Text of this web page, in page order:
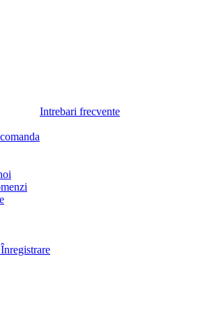
Intrebari frecvente